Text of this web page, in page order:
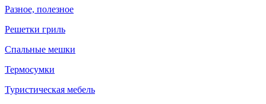
Разное, полезное
Решетки гриль
Спальные мешки
Термосумки
Туристическая мебель